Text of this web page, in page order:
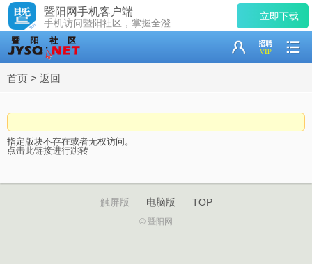
暨阳网手机客户端
手机访问暨阳社区，掌握全澄
立即下载
首页 > 返回
指定版块不存在或者无权访问。
点击此链接进行跳转
触屏版 电脑版 TOP
© 暨阳网